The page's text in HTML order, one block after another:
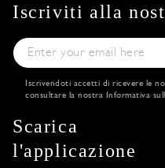
Iscriviti alla
Iscrivendoti accetti di ricevere le
consultare la nostra
Informativa
Scarica
l'applicazione